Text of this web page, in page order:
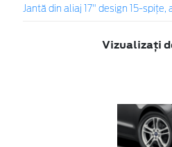
Jantă din aliaj 17" design 15-spiţe,
Vizualizați